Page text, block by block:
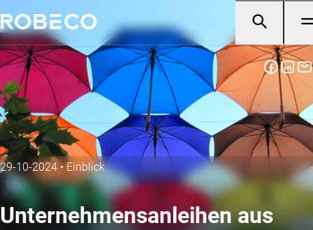
29-10-2024•Einblick
Unternehmensanleihen aus